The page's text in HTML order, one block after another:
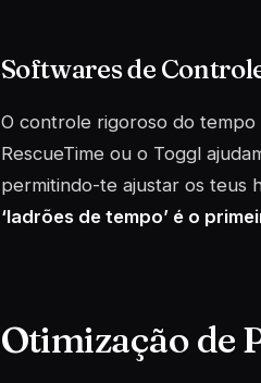
Softwares de
O controle rigoroso do
RescueTime ou o Toggl
permitindo-te ajustar os teus
‘ladrões de tempo’ é o
Otimização de